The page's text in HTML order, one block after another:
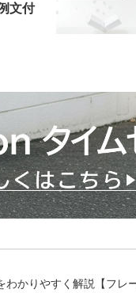
文付
わかりやすく解説【フレ